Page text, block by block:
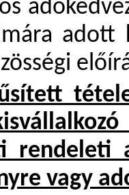
rendeleti
vagy